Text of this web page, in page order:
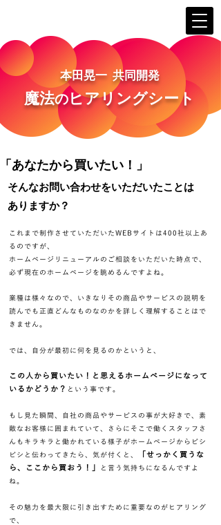
本田晃一 共同開発
​魔法のヒアリングシート
「あなたから買いたい！」
​そんなお問い合わせをいただいたことは
ありますか？
これまで制作させていただいたWEBサイトは400社以上あ
るのですが、
ホームページリニューアルのご相談をいただいた時点で、
必ず現在のホームページを眺めるんですよね。
業種は様々なので、いきなりその商品やサービスの説明を
読んでも正直どんなものなのかを詳しく理解することはで
きません。
​では、自分が最初に何を見るのかというと、
この人から買いたい！と思えるホームページになって
いるかどうか？ という事です。
もし見た瞬間、自社の商品やサービスの事が大好きで、素
敵なお客様に囲まれていて、さらにそこで働くスタッフさ
んもキラキラと働かれている様子がホームページからビシ
ビシと伝わってきたら、気が付くと、
「せっかく買うな
ら、ここから買おう！」
と言う気持ちになるんですよ
ね。
その魅力を最大限に引き出すために重要なのがヒアリング
で、